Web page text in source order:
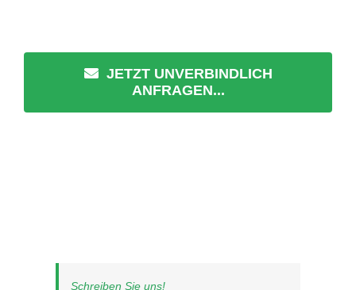
JETZT UNVERBINDLICH
ANFRAGEN...
Schreiben Sie uns!